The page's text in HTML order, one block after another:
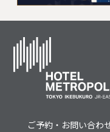
ご予約・お問い合わ